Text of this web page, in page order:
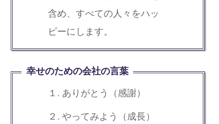
含め、すべての人々をハッ
ピーにします。
幸せのための会社の言葉
１. ありがとう（感謝）
２. やってみよう（成長）